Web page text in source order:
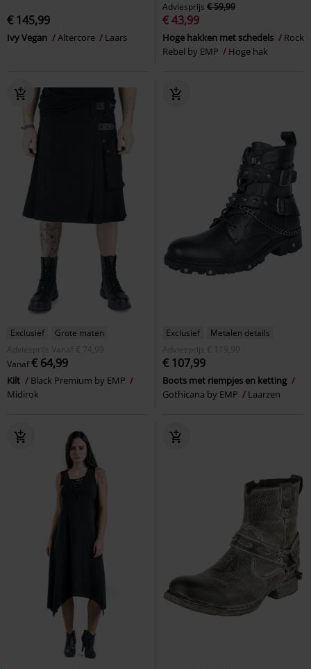
€ 145,99
Ivy Vegan Altercore Laars
Adviesprijs € 59,99
€ 43,99
Hoge hakken met schedels
Rock
Rebel by EMP
Hoge hak
Exclusief
Grote maten
Adviesprijs
Vanaf € 74,99
Vanaf€ 64,99
Kilt
Black Premium by EMP
Midirok
Exclusief
Metalen details
Adviesprijs
€ 119,99
€ 107,99
Boots met riempjes en ketting
Gothicana by EMP
Laarzen